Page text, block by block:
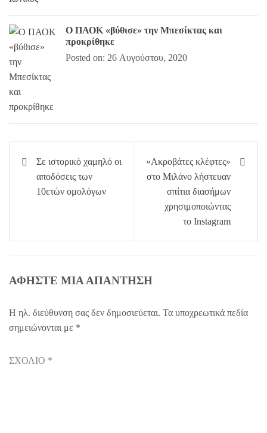
Ο ΠΑΟΚ «βύθισε» την Μπεσίκτας και
προκρίθηκε
Posted on: 26 Αυγούστου, 2020
Πλοήγηση
άρθρων
Σε ιστορικό χαμηλό οι
αποδόσεις των
10ετών ομολόγων
«Ακροβάτες κλέφτες»
στο Μιλάνο λήστευαν
σπίτια διασήμων
χρησιμοποιώντας
το Instagram
ΑΦΉΣΤΕ ΜΙΑ ΑΠΆΝΤΗΣΗ
Η ηλ. διεύθυνση σας δεν δημοσιεύεται. Τα υποχρεωτικά πεδία
σημειώνονται με *
ΣΧΌΛΙΟ *